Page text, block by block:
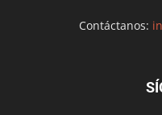
Contáctanos: